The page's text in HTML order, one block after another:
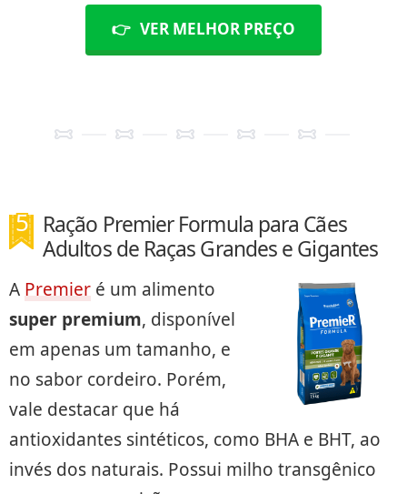
👉 VER MELHOR PREÇO
Ração Premier Formula para Cães
Adultos de Raças Grandes e Gigantes
APremier é um alimento
super premium, disponível
em apenas um tamanho, e
no sabor cordeiro. Porém,
vale destacar que há
antioxidantes sintéticos, como BHA e BHT, ao
invés dos naturais. Possui milho transgênico